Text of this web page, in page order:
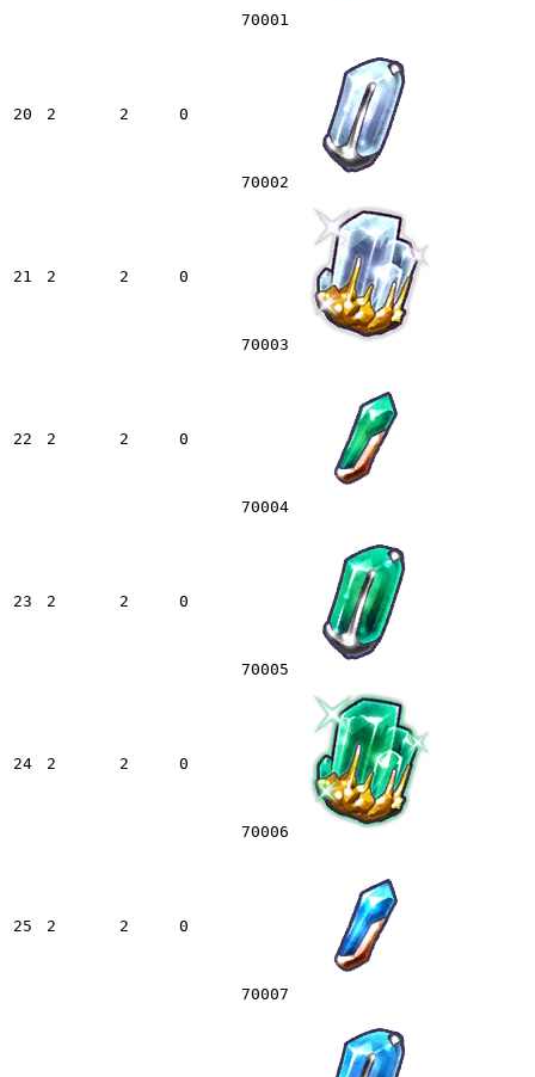
70001
20 2 2 0
70002
21 2 2 0
70003
22 2 2 0
70004
23 2 2 0
70005
24 2 2 0
70006
25 2 2 0
70007